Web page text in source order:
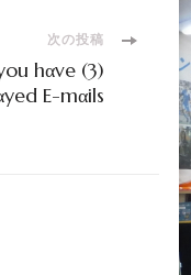
次の投稿
hαve (3)
E-mαils